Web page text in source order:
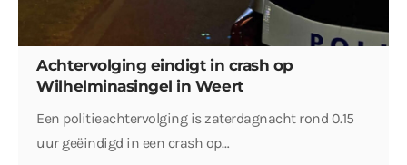
Achtervolging eindigt in crash op
Wilhelminasingel in Weert
Een politieachtervolging is zaterdagnacht rond 0.15
uur geëindigd in een crash op…